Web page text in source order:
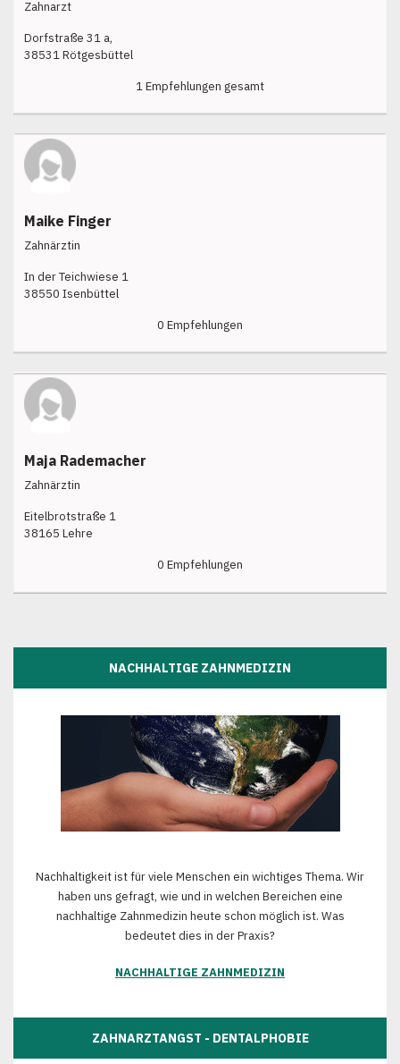
Zahnarzt
Dorfstraße 31 a,
38531 Rötgesbüttel
1 Empfehlungen gesamt
Maike Finger
Zahnärztin
In der Teichwiese 1
38550 Isenbüttel
0 Empfehlungen
Maja Rademacher
Zahnärztin
Eitelbrotstraße 1
38165 Lehre
0 Empfehlungen
NACHHALTIGE ZAHNMEDIZIN
Nachhaltigkeit ist für viele Menschen ein wichtiges Thema. Wir
haben uns gefragt, wie und in welchen Bereichen eine
nachhaltige Zahnmedizin heute schon möglich ist. Was
bedeutet dies in der Praxis?
NACHHALTIGE ZAHNMEDIZIN
ZAHNARZTANGST - DENTALPHOBIE